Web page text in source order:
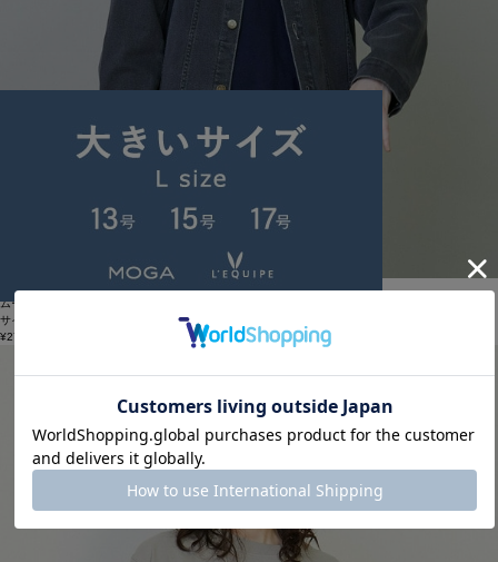
ムーブデニム2 デニムジャケット
サイズ：2
¥27,500